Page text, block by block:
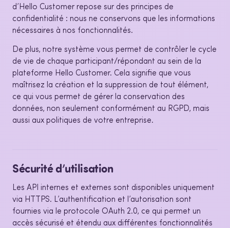
d’Hello Customer repose sur des principes de
confidentialité : nous ne conservons que les informations
nécessaires à nos fonctionnalités.
De plus, notre système vous permet de contrôler le cycle
de vie de chaque participant/répondant au sein de la
plateforme Hello Customer. Cela signifie que vous
maîtrisez la création et la suppression de tout élément,
ce qui vous permet de gérer la conservation des
données, non seulement conformément au RGPD, mais
aussi aux politiques de votre entreprise.
Sécurité d’utilisation
Les API internes et externes sont disponibles uniquement
via HTTPS. L’authentification et l’autorisation sont
fournies via le protocole OAuth 2.0, ce qui permet un
accès sécurisé et étendu aux différentes fonctionnalités